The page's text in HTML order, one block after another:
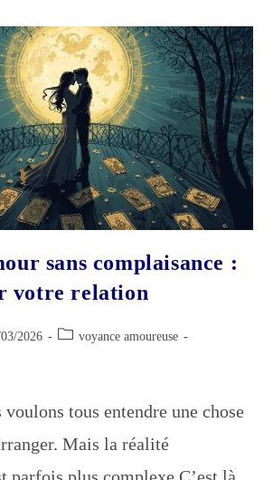
Vos
Vies
Passées
?
Les
Signes
Qui
Ne
Trompent
Pas
sans complaisance :
votre relation
2026
Postvoyance amoureuse
voulons tous entendre une chose
Mais la réalité